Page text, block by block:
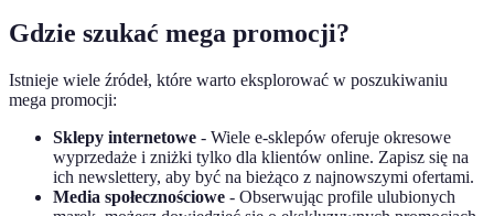
Gdzie szukać mega promocji?
Istnieje wiele źródeł, które warto eksplorować w poszukiwaniu
mega promocji:
Sklepy internetowe - Wiele e-sklepów oferuje okresowe
wyprzedaże i zniżki tylko dla klientów online. Zapisz się na
ich newslettery, aby być na bieżąco z najnowszymi ofertami.
Media społecznościowe - Obserwując profile ulubionych